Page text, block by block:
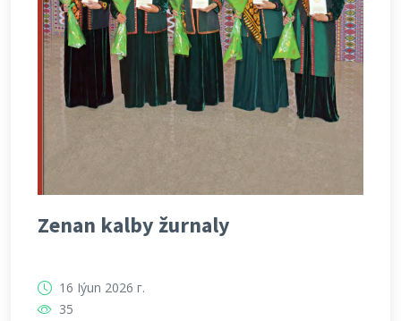
Zenan kalby žurnaly
16 Iýun 2026 г.
35